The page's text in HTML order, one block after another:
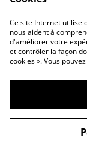
©2026Made in
Ce site Internet utilise
nous aident à
d'améliorer votre
et contrôler la façon
cookies ». Vous